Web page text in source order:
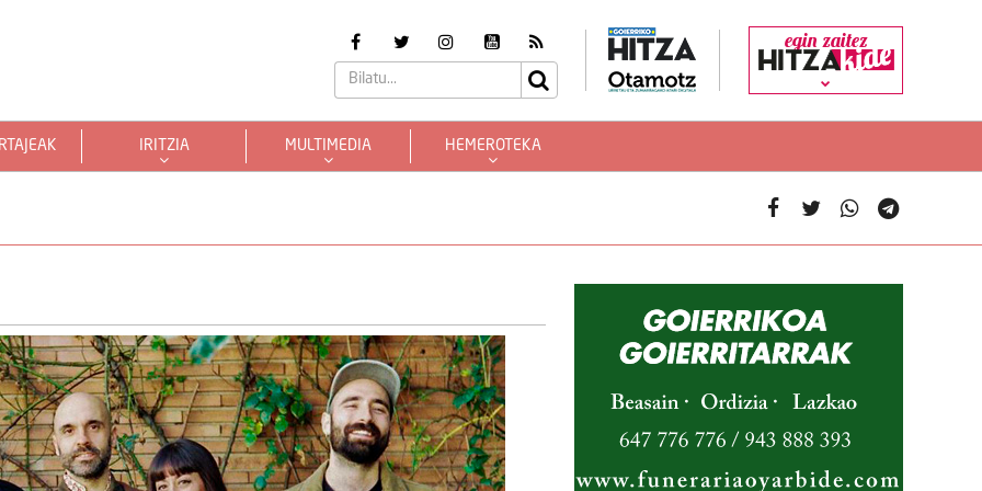
egin zaitez
IRITZIA MULTIMEDIA HEMEROTEKA